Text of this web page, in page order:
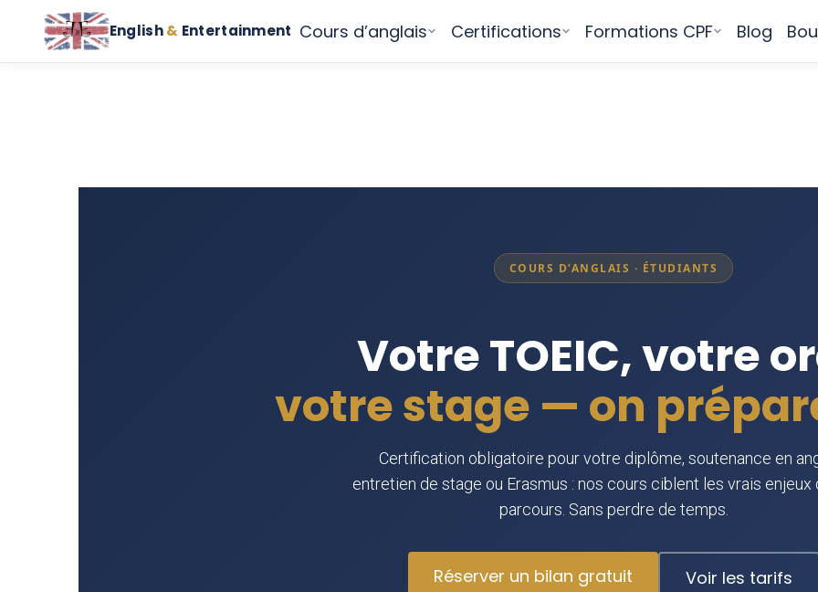
English& Entertainment Cours d’anglais Certifications Formations CPF Blog
COURS D’ANGLAIS · ÉTUDIANTS
Votre TOEIC, votre
votre stage — on
Certification obligatoire pour votre diplôme, soutenance en
entretien de stage ou Erasmus : nos cours ciblent les vrais enjeux
parcours. Sans perdre de temps.
Réserver un bilan gratuit Voir les tarifs